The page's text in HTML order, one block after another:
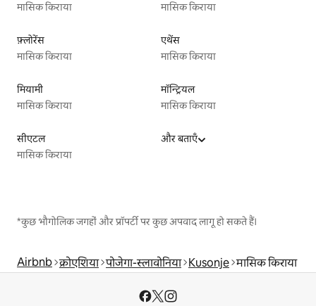
मासिक किराया
मासिक किराया
फ़्लोरेंस
मासिक किराया
एथेंस
मासिक किराया
मियामी
मासिक किराया
मॉन्ट्रियल
मासिक किराया
सीएटल
मासिक किराया
और बताएँ
*कुछ भौगोलिक जगहों और प्रॉपर्टी पर कुछ अपवाद लागू हो सकते हैं।
Airbnb क्रोएशिया पोजेगा-स्लावोनिया Kusonje मासिक किराया